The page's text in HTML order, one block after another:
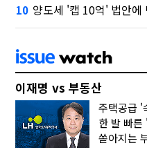
10 양도세 '캡 10억' 법안에
이재명 vs 부동산
쏟아지는